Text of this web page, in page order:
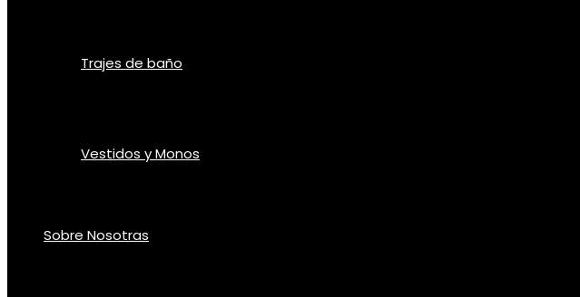
Trajes de baño
Vestidos y Monos
Sobre Nosotras